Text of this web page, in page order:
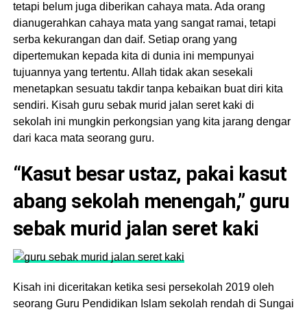
tetapi belum juga diberikan cahaya mata. Ada orang
dianugerahkan cahaya mata yang sangat ramai, tetapi
serba kekurangan dan daif. Setiap orang yang
dipertemukan kepada kita di dunia ini mempunyai
tujuannya yang tertentu. Allah tidak akan sesekali
menetapkan sesuatu takdir tanpa kebaikan buat diri kita
sendiri. Kisah guru sebak murid jalan seret kaki di
sekolah ini mungkin perkongsian yang kita jarang dengar
dari kaca mata seorang guru.
“Kasut besar ustaz, pakai kasut
abang sekolah menengah,” guru
sebak murid jalan seret kaki
Kisah ini diceritakan ketika sesi persekolah 2019 oleh
seorang Guru Pendidikan Islam sekolah rendah di Sungai